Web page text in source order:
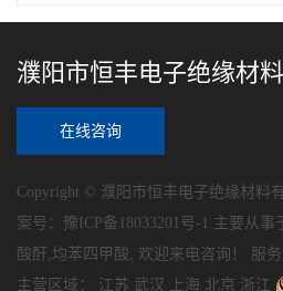
濮阳市恒丰电子绝缘材
在线咨询
Copyright © 濮阳市恒丰电子绝缘材料
案号： 豫ICP备18033201号-1 主要从事
酸酐, 均苯四甲酸, 欢迎来电咨询！ 服务
主营区域： 江苏 武汉 上海 北京 浙江